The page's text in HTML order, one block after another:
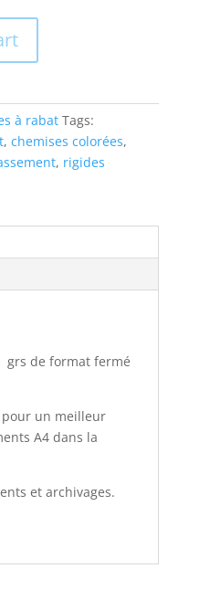
à rabat Tags:
, chemises colorées,
, rigides
grs de format fermé
pour un meilleur
A4 dans la
et archivages.